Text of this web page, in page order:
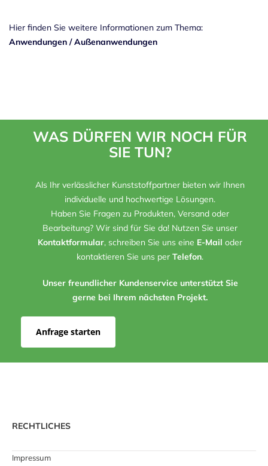
Hier finden Sie weitere Informationen zum Thema:
Anwendungen /Außenanwendungen
WAS DÜRFEN WIR NOCH FÜR
SIE TUN?
Als Ihr verlässlicher Kunststoffpartner bieten wir Ihnen
individuelle und hochwertige Lösungen.
Haben Sie Fragen zu Produkten, Versand oder
Bearbeitung? Wir sind für Sie da! Nutzen Sie unser
Kontaktformular, schreiben Sie uns eine E-Mail oder
kontaktieren Sie uns per Telefon.
Unser freundlicher Kundenservice unterstützt Sie
gerne bei Ihrem nächsten Projekt.
Anfrage starten
RECHTLICHES
Impressum